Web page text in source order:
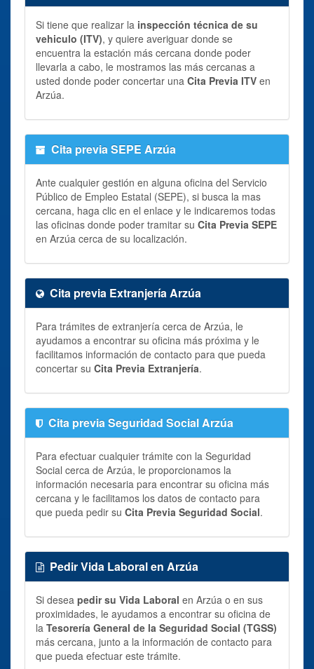
Si tiene que realizar la inspección técnica de su
vehiculo (ITV), y quiere averiguar donde se
encuentra la estación más cercana donde poder
llevarla a cabo, le mostramos las más cercanas a
usted donde poder concertar una Cita Previa ITV en
Arzúa.
Cita previa SEPE Arzúa
Ante cualquier gestión en alguna oficina del Servicio
Público de Empleo Estatal (SEPE), si busca la mas
cercana, haga clic en el enlace y le indicaremos todas
las oficinas donde poder tramitar su Cita Previa SEPE
en Arzúa cerca de su localización.
Cita previa Extranjería Arzúa
Para trámites de extranjería cerca de Arzúa, le
ayudamos a encontrar su oficina más próxima y le
facilitamos información de contacto para que pueda
concertar su Cita Previa Extranjería.
Cita previa Seguridad Social Arzúa
Para efectuar cualquier trámite con la Seguridad
Social cerca de Arzúa, le proporcionamos la
información necesaria para encontrar su oficina más
cercana y le facilitamos los datos de contacto para
que pueda pedir su Cita Previa Seguridad Social.
Pedir Vida Laboral en Arzúa
Si desea pedir su Vida Laboral en Arzúa o en sus
proximidades, le ayudamos a encontrar su oficina de
la Tesorería General de la Seguridad Social (TGSS)
más cercana, junto a la información de contacto para
que pueda efectuar este trámite.